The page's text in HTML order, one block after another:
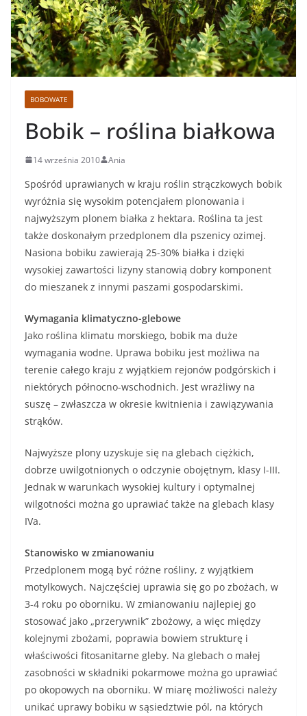
BOBOWATE
Bobik – roślina białkowa
14 września 2010 Ania
Spośród uprawianych w kraju roślin strączkowych bobik
wyróżnia się wysokim potencjałem plonowania i
najwyższym plonem białka z hektara. Roślina ta jest
także doskonałym przedplonem dla pszenicy ozimej.
Nasiona bobiku zawierają 25-30% białka i dzięki
wysokiej zawartości lizyny stanowią dobry komponent
do mieszanek z innymi paszami gospodarskimi.
Wymagania klimatyczno-glebowe
Jako roślina klimatu morskiego, bobik ma duże
wymagania wodne. Uprawa bobiku jest możliwa na
terenie całego kraju z wyjątkiem rejonów podgórskich i
niektórych północno-wschodnich. Jest wrażliwy na
suszę – zwłaszcza w okresie kwitnienia i zawiązywania
strąków.
Najwyższe plony uzyskuje się na glebach ciężkich,
dobrze uwilgotnionych o odczynie obojętnym, klasy I-III.
Jednak w warunkach wysokiej kultury i optymalnej
wilgotności można go uprawiać także na glebach klasy
IVa.
Stanowisko w zmianowaniu
Przedplonem mogą być różne rośliny, z wyjątkiem
motylkowych. Najczęściej uprawia się go po zbożach, w
3-4 roku po oborniku. W zmianowaniu najlepiej go
stosować jako „przerywnik” zbożowy, a więc między
kolejnymi zbożami, poprawia bowiem strukturę i
właściwości fitosanitarne gleby. Na glebach o małej
zasobności w składniki pokarmowe można go uprawiać
po okopowych na oborniku. W miarę możliwości należy
unikać uprawy bobiku w sąsiedztwie pól, na których